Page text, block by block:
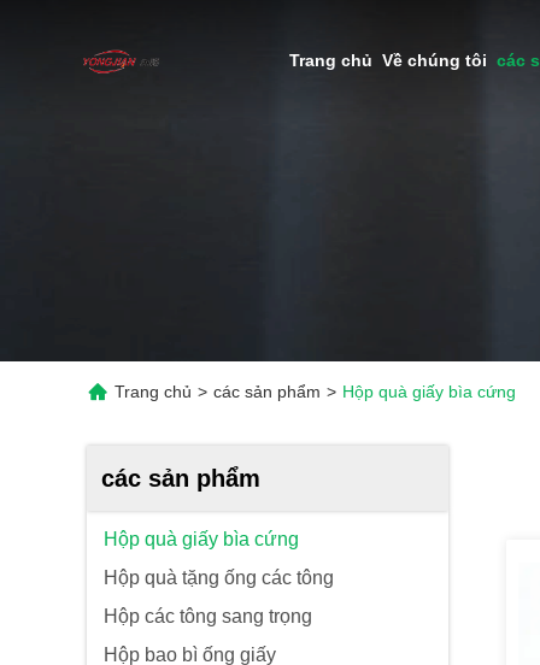
Trang chủ Về chúng tôi các
Trang chủ > các sản phẩm > Hộp quà giấy bìa cứng
các sản phẩm
Hộp quà giấy bìa cứng
Hộp quà tặng ống các tông
Hộp các tông sang trọng
Hộp bao bì ống giấy